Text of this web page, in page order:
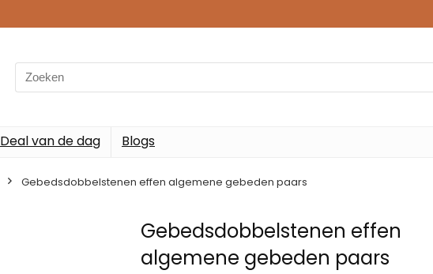
Search
for:
Deal van de dag Blogs
Gebedsdobbelstenen effen algemene gebeden paars
Gebedsdobbelstenen effen
algemene gebeden paars